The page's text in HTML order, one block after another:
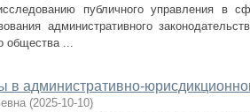
публичного управления в
административного
общества ...
в административно-
(2025-10-10)